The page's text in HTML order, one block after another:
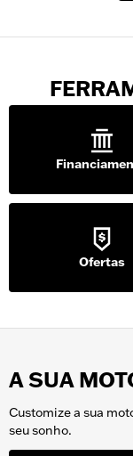
Ofertas
A SUA
Customize a sua
seu sonho.